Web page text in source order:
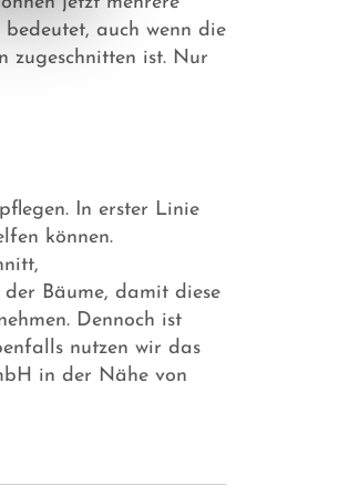
auch wenn die
zugeschnitten ist. Nur
In erster Linie
können.
Bäume, damit diese
Dennoch ist
nutzen wir das
in der Nähe von